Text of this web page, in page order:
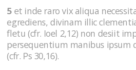
5 et inde raro vix aliqua
egrediens, divinam illic
fletu (cfr. Ioel 2,12) non desiit
persequentium manibus ipsum
(cfr. Ps 30,16).